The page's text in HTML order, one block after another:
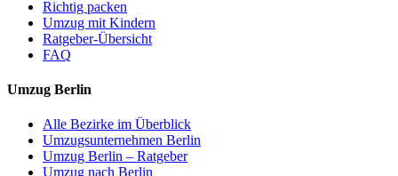
Richtig packen
Umzug mit Kindern
Ratgeber-Übersicht
FAQ
Umzug Berlin
Alle Bezirke im Überblick
Umzugsunternehmen Berlin
Umzug Berlin – Ratgeber
Umzug nach Berlin